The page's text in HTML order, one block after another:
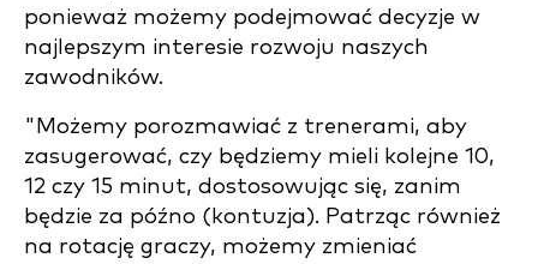
ponieważ możemy podejmować decyzje w
najlepszym interesie rozwoju naszych
zawodników.
"Możemy porozmawiać z trenerami, aby
zasugerować, czy będziemy mieli kolejne 10,
12 czy 15 minut, dostosowując się, zanim
będzie za późno (kontuzja). Patrząc również
na rotację graczy, możemy zmieniać